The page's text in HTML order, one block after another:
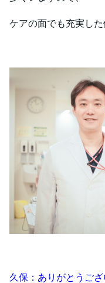
ケアの面でも充実した
久保：ありがとうござ